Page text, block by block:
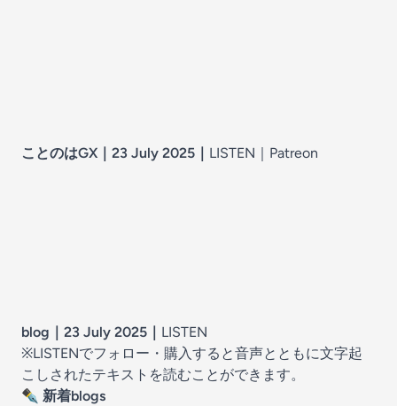
ことのはGX｜23 July 2025 ｜ LISTEN｜ Patreon
blog｜23 July 2025 ｜ LISTEN
※LISTENでフォロー・購入すると音声とともに文字起
こしされたテキストを読むことができます。
✒️ 新着blogs